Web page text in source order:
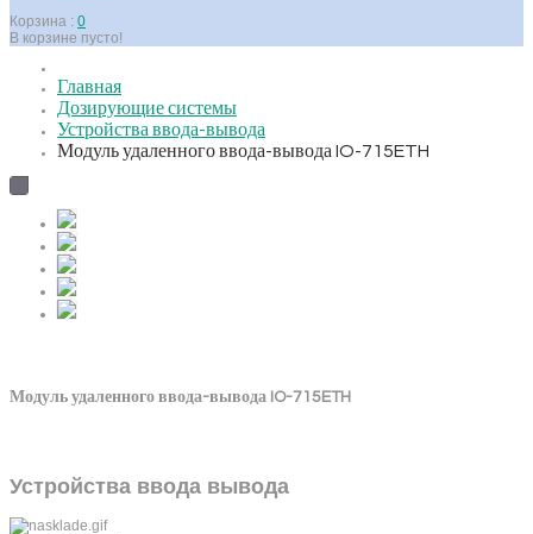
Корзина : 0
В корзине пусто!
Главная
Дозирующие системы
Устройства ввода-вывода
Модуль удаленного ввода-вывода IO-715ETH
Модуль удаленного ввода-вывода IO-715ETH
Устройства ввода вывода